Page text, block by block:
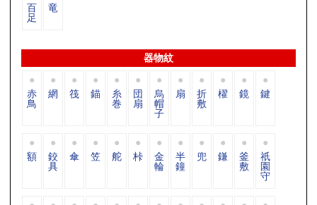
百
足
竜
器物紋
赤
鳥
網 筏 錨 糸
巻
団
扇
烏
帽
子
扇 折
敷
櫂 鏡 鍵
額 鉸
具
傘 笠 舵 桛 金
輪
半
鐘
兜 鎌 釜
敷
祇
園
守